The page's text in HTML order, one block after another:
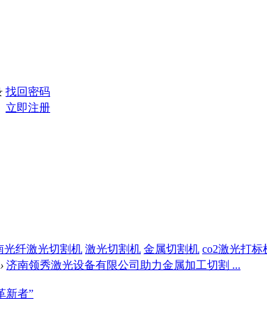
找回密码
立即注册
光纤激光切割机 激光切割机 金属切割机 co2激光打标
› 济南领秀激光设备有限公司助力金属加工切割 ...